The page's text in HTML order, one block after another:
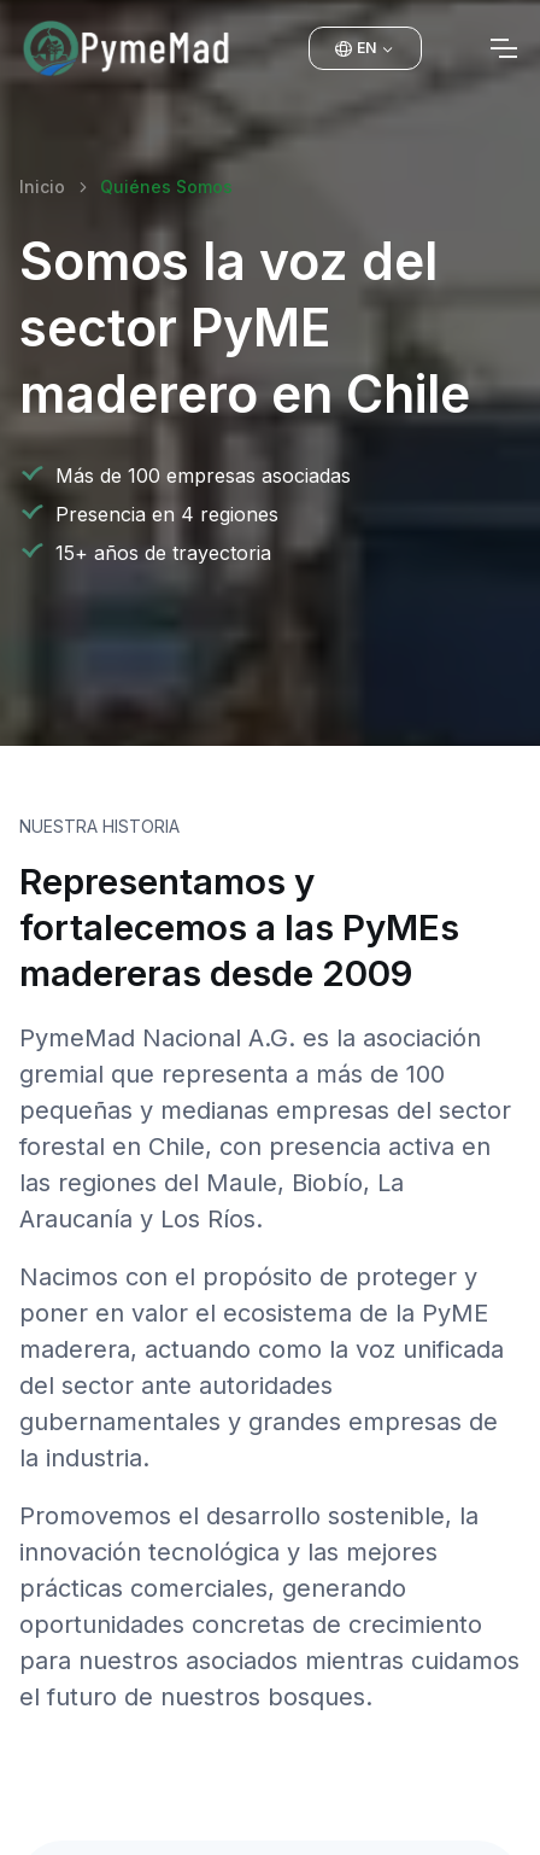
EN
Inicio Quiénes Somos
Somos la voz del
sector PyME
maderero en Chile
Más de 100 empresas asociadas
Presencia en 4 regiones
15+ años de trayectoria
NUESTRA HISTORIA
Representamos y
fortalecemos a las PyMEs
madereras desde 2009
PymeMad Nacional A.G. es la asociación
gremial que representa a más de 100
pequeñas y medianas empresas del sector
forestal en Chile, con presencia activa en
las regiones del Maule, Biobío, La
Araucanía y Los Ríos.
Nacimos con el propósito de proteger y
poner en valor el ecosistema de la PyME
maderera, actuando como la voz unificada
del sector ante autoridades
gubernamentales y grandes empresas de
la industria.
Promovemos el desarrollo sostenible, la
innovación tecnológica y las mejores
prácticas comerciales, generando
oportunidades concretas de crecimiento
para nuestros asociados mientras cuidamos
el futuro de nuestros bosques.